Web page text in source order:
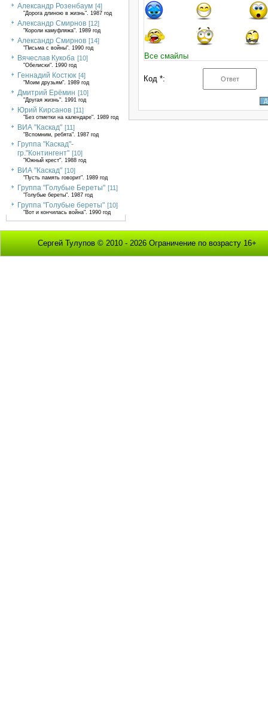
Александр Розенбаум [4]
"Дорога длиною в жизнь". 1987 год
Александр Смирнов [12]
"Короли камуфляжа". 1989 год
Александр Смирнов [14]
"Письма с войны". 1990 год
Вячеслав Кукоба [10]
"Обелиски". 1990 год
Геннадий Костюк [4]
"Моим друзьям". 1989 год
Дмитрий Ерёмин [10]
"Другая жизнь". 1991 год
Юрий Кирсанов [11]
"Без отметки на календаре". 1989 год
ВИА "Каскад" [11]
"Вспомним, ребята". 1987 год
Группа "Каскад"-
гр."Контингент" [10]
"Южный крест". 1988 год
ВИА "Каскад" [10]
"Пусть память говорит". 1989 год
Группа "Голубые Береты" [11]
"Голубые береты". 1987 год
Группа "Голубые береты" [10]
"Вот и кончилась война". 1990 год
Все смайлы
Код *:
Сергей Тулупов © 2010 - 2026 Ограничение по возрасту 16+